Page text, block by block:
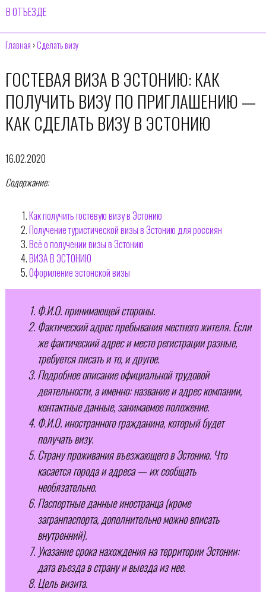
В ОТЪЕЗДЕ
Главная ›Сделать визу
ГОСТЕВАЯ ВИЗА В ЭСТОНИЮ: КАК
ПОЛУЧИТЬ ВИЗУ ПО ПРИГЛАШЕНИЮ —
КАК СДЕЛАТЬ ВИЗУ В ЭСТОНИЮ
16.02.2020
Содержание:
Как получить гостевую визу в Эстонию
Получение туристической визы в Эстонию для россиян
Всё о получении визы в Эстонию
ВИЗА В ЭСТОНИЮ
Оформление эстонской визы
Ф.И.О. принимающей стороны.
Фактический адрес пребывания местного жителя. Если
же фактический адрес и место регистрации разные,
требуется писать и то, и другое.
Подробное описание официальной трудовой
деятельности, а именно: название и адрес компании,
контактные данные, занимаемое положение.
Ф.И.О. иностранного гражданина, который будет
получать визу.
Страну проживания въезжающего в Эстонию. Что
касается города и адреса — их сообщать
необязательно.
Паспортные данные иностранца (кроме
загранпаспорта, дополнительно можно вписать
внутренний).
Указание срока нахождения на территории Эстонии:
дата въезда в страну и выезда из нее.
Цель визита.